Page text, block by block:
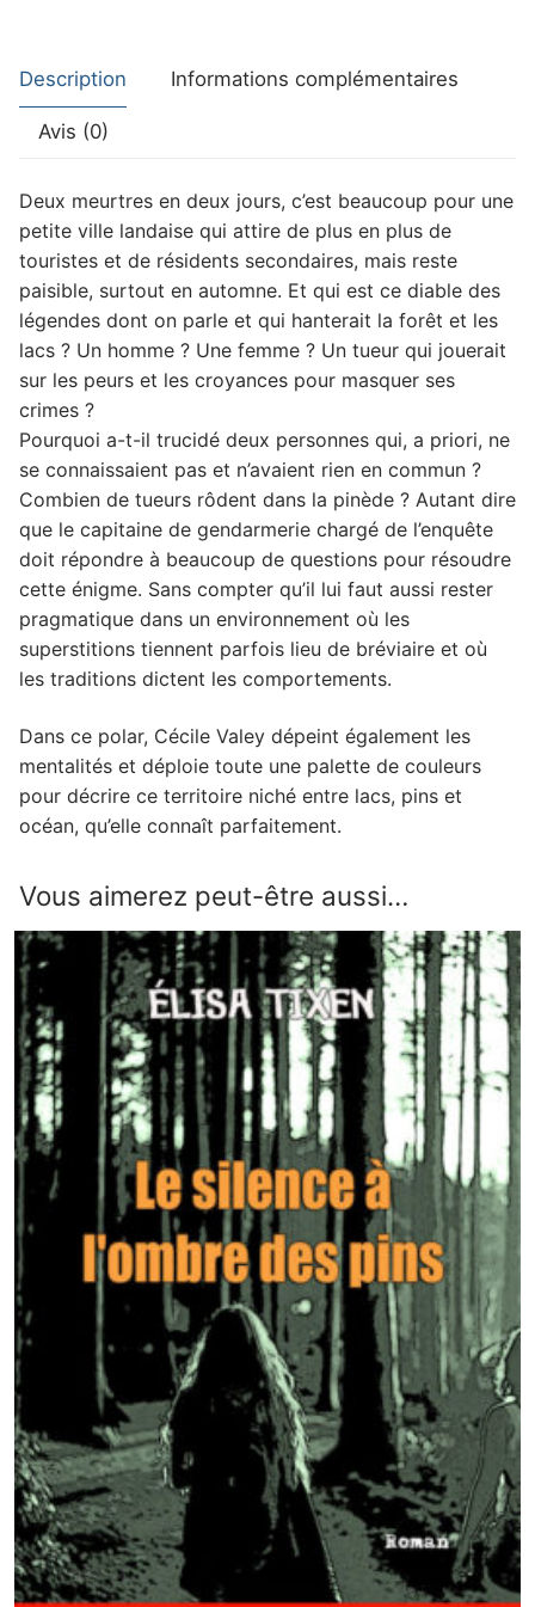
Description Informations complémentaires
Avis (0)
Deux meurtres en deux jours, c’est beaucoup pour une
petite ville landaise qui attire de plus en plus de
touristes et de résidents secondaires, mais reste
paisible, surtout en automne. Et qui est ce diable des
légendes dont on parle et qui hanterait la forêt et les
lacs ? Un homme ? Une femme ? Un tueur qui jouerait
sur les peurs et les croyances pour masquer ses
crimes ?
Pourquoi a-t-il trucidé deux personnes qui, a priori, ne
se connaissaient pas et n’avaient rien en commun ?
Combien de tueurs rôdent dans la pinède ? Autant dire
que le capitaine de gendarmerie chargé de l’enquête
doit répondre à beaucoup de questions pour résoudre
cette énigme. Sans compter qu’il lui faut aussi rester
pragmatique dans un environnement où les
superstitions tiennent parfois lieu de bréviaire et où
les traditions dictent les comportements.
Dans ce polar, Cécile Valey dépeint également les
mentalités et déploie toute une palette de couleurs
pour décrire ce territoire niché entre lacs, pins et
océan, qu’elle connaît parfaitement.
Vous aimerez peut-être aussi…